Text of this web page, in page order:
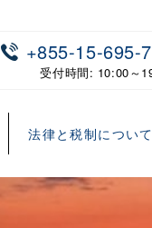
+855-15-695-
受付時間: 10:00～
法律と税制について